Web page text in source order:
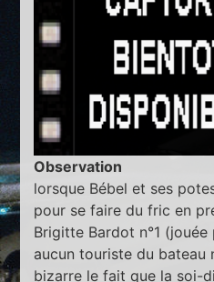
Observation
lorsque Bébel et ses
pour se faire du fric en
Brigitte Bardot n°1 (jouée
aucun touriste du bateau
bizarre le fait que la soi-